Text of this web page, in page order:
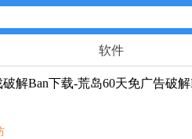
网游分类
软件
解Ban下载-荒岛60天免广告破